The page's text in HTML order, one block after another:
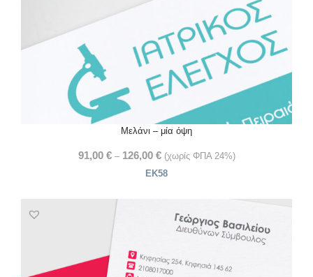
Μελάνι – μία όψη
91,00 € – 126,00 € (χωρίς ΦΠΑ 24%)
ΕΚ58